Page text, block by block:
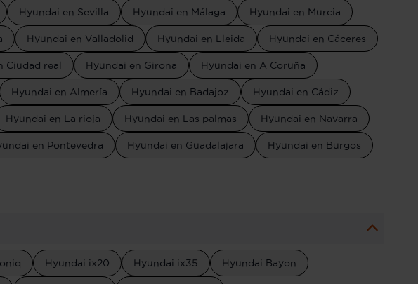
Hyundai en Sevilla Hyundai en Málaga Hyundai en Murcia
Hyundai en Valladolid Hyundai en Lleida Hyundai en Cáceres
Ciudad real Hyundai en Girona Hyundai en A Coruña
Hyundai en Almería Hyundai en Badajoz Hyundai en Cádiz
Hyundai en La rioja Hyundai en Las palmas Hyundai en Navarra
en Pontevedra Hyundai en Guadalajara Hyundai en Burgos
Hyundai ix20 Hyundai ix35 Hyundai Bayon